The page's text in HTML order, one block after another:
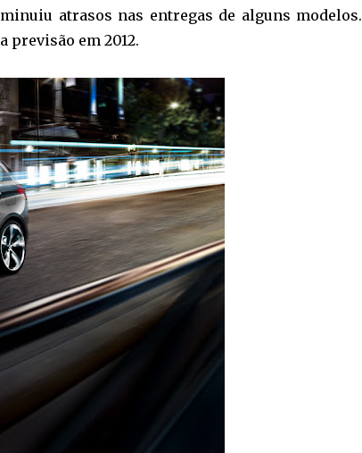
atrasos nas entregas de alguns modelos.
previsão em 2012.